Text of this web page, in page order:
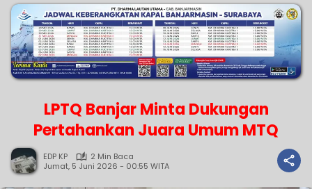
LPTQ Banjar Minta Dukungan
Pertahankan Juara Umum MTQ
EDP KP
2 Min Baca
Jumat, 5 Juni 2026 - 00:55 WITA